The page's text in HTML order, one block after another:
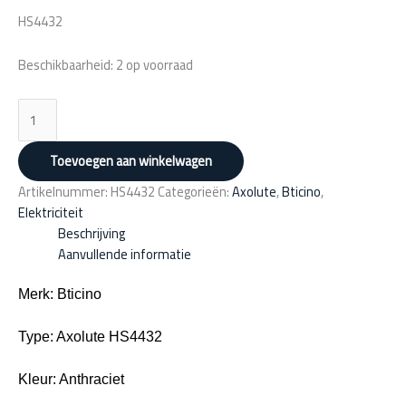
HS4432
Beschikbaarheid:2 op voorraad
HS4432
Toevoegen aan winkelwagen
Artikelnummer:HS4432Categorieën:Axolute,Bticino,
Elektriciteit
Beschrijving
Aanvullende informatie
Merk: Bticino
Type: Axolute HS4432
Kleur: Anthraciet